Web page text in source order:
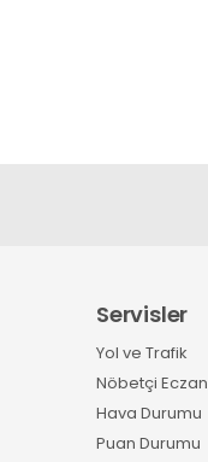
Servisler
Yol ve Trafik
Nöbetçi
Hava Durumu
Puan Durumu